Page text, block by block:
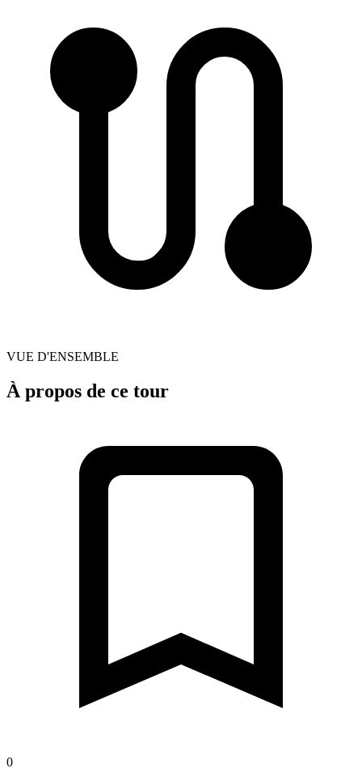
VUE D'ENSEMBLE
À propos de ce tour
0